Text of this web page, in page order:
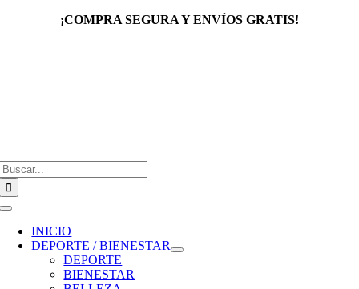
¡COMPRA SEGURA Y ENVÍOS GRATIS!
Toggle
Navigation
INICIO
DEPORTE / BIENESTAR
DEPORTE
BIENESTAR